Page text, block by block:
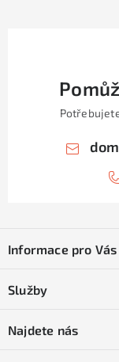
pInformace pro Vás
Obchodní podmínky
Služby
Najdete nás